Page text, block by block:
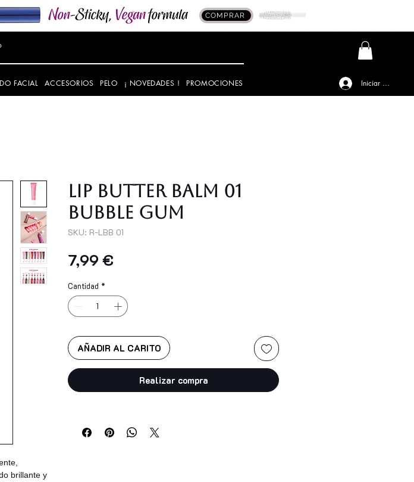
COMPRAR
FACIAL ACCESORIOS PELO ¡ NOVEDADES ! PROMOCIONES Iniciar sesión
brillante y
LIP BUTTER BALM 01
BUBBLE GUM
SKU: R-LBB 01
7,99 €
Cantidad *
AÑADIR AL CARITO
Realizar compra